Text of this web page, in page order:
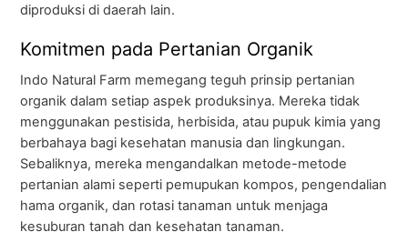
diproduksi di daerah lain.
Komitmen pada Pertanian Organik
Indo Natural Farm memegang teguh prinsip pertanian
organik dalam setiap aspek produksinya. Mereka tidak
menggunakan pestisida, herbisida, atau pupuk kimia yang
berbahaya bagi kesehatan manusia dan lingkungan.
Sebaliknya, mereka mengandalkan metode-metode
pertanian alami seperti pemupukan kompos, pengendalian
hama organik, dan rotasi tanaman untuk menjaga
kesuburan tanah dan kesehatan tanaman.